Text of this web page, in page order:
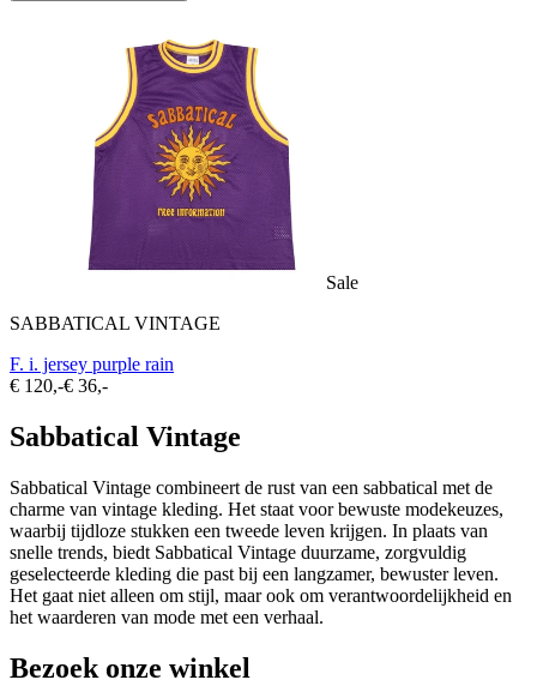
Sale
SABBATICAL VINTAGE
F. i. jersey purple rain
€ 120,-€ 36,-
Sabbatical Vintage
Sabbatical Vintage combineert de rust van een sabbatical met de
charme van vintage kleding. Het staat voor bewuste modekeuzes,
waarbij tijdloze stukken een tweede leven krijgen. In plaats van
snelle trends, biedt Sabbatical Vintage duurzame, zorgvuldig
geselecteerde kleding die past bij een langzamer, bewuster leven.
Het gaat niet alleen om stijl, maar ook om verantwoordelijkheid en
het waarderen van mode met een verhaal.
Bezoek onze winkel